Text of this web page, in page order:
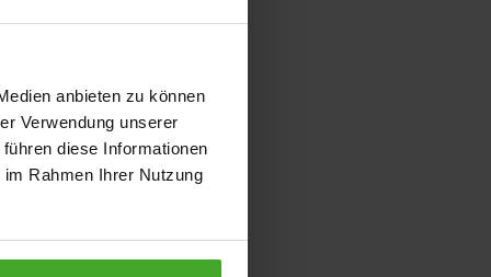
anbieten zu können
Verwendung unserer
diese Informationen
Rahmen Ihrer Nutzung